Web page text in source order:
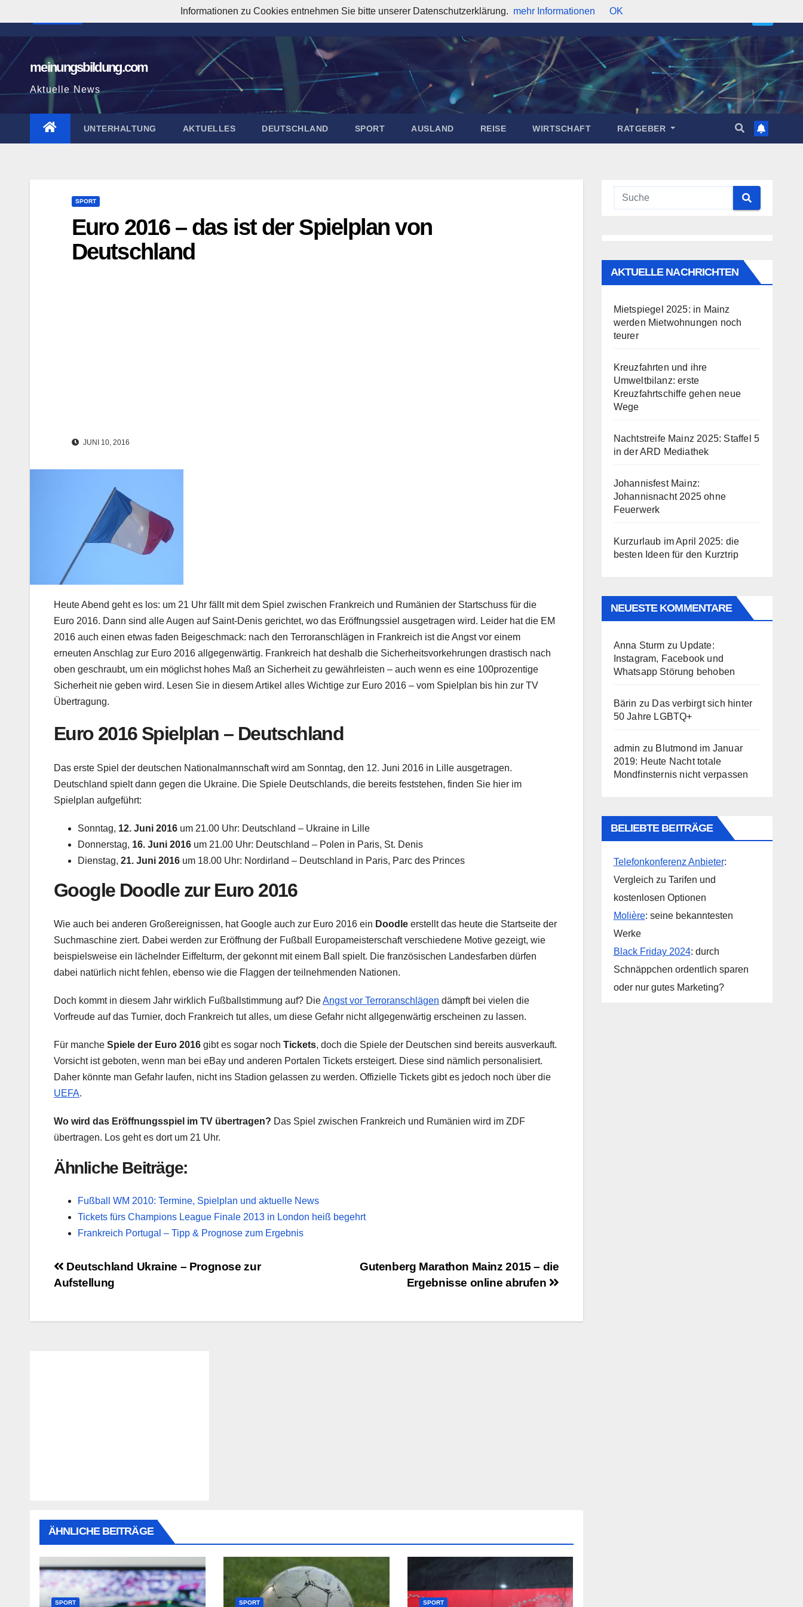
Inhalt
springen
meinungsbildung.com
Aktuelle News
UNTERHALTUNG AKTUELLES DEUTSCHLAND SPORT AUSLAND REISE WIRTSCHAFT RATGEBER
SPORT
Euro 2016 – das ist der Spielplan von
Deutschland
JUNI 10, 2016
Heute Abend geht es los: um 21 Uhr fällt mit dem Spiel zwischen Frankreich und Rumänien der Startschuss für die
Euro 2016. Dann sind alle Augen auf Saint-Denis gerichtet, wo das Eröffnungssiel ausgetragen wird. Leider hat die EM
2016 auch einen etwas faden Beigeschmack: nach den Terroranschlägen in Frankreich ist die Angst vor einem
erneuten Anschlag zur Euro 2016 allgegenwärtig. Frankreich hat deshalb die Sicherheitsvorkehrungen drastisch nach
oben geschraubt, um ein möglichst hohes Maß an Sicherheit zu gewährleisten – auch wenn es eine 100prozentige
Sicherheit nie geben wird. Lesen Sie in diesem Artikel alles Wichtige zur Euro 2016 – vom Spielplan bis hin zur TV
Übertragung.
Euro 2016 Spielplan – Deutschland
Das erste Spiel der deutschen Nationalmannschaft wird am Sonntag, den 12. Juni 2016 in Lille ausgetragen.
Deutschland spielt dann gegen die Ukraine. Die Spiele Deutschlands, die bereits feststehen, finden Sie hier im
Spielplan aufgeführt:
Sonntag, 12. Juni 2016 um 21.00 Uhr: Deutschland – Ukraine in Lille
Donnerstag, 16. Juni 2016 um 21.00 Uhr: Deutschland – Polen in Paris, St. Denis
Dienstag, 21. Juni 2016 um 18.00 Uhr: Nordirland – Deutschland in Paris, Parc des Princes
Google Doodle zur Euro 2016
Wie auch bei anderen Großereignissen, hat Google auch zur Euro 2016 ein Doodle erstellt das heute die Startseite der
Suchmaschine ziert. Dabei werden zur Eröffnung der Fußball Europameisterschaft verschiedene Motive gezeigt, wie
beispielsweise ein lächelnder Eiffelturm, der gekonnt mit einem Ball spielt. Die französischen Landesfarben dürfen
dabei natürlich nicht fehlen, ebenso wie die Flaggen der teilnehmenden Nationen.
Doch kommt in diesem Jahr wirklich Fußballstimmung auf? DieAngst vor Terroranschlägen dämpft bei vielen die
Vorfreude auf das Turnier, doch Frankreich tut alles, um diese Gefahr nicht allgegenwärtig erscheinen zu lassen.
Für manche Spiele der Euro 2016 gibt es sogar noch Tickets, doch die Spiele der Deutschen sind bereits ausverkauft.
Vorsicht ist geboten, wenn man bei eBay und anderen Portalen Tickets ersteigert. Diese sind nämlich personalisiert.
Daher könnte man Gefahr laufen, nicht ins Stadion gelassen zu werden. Offizielle Tickets gibt es jedoch noch über die
UEFA.
Wo wird das Eröffnungsspiel im TV übertragen? Das Spiel zwischen Frankreich und Rumänien wird im ZDF
übertragen. Los geht es dort um 21 Uhr.
Ähnliche Beiträge:
Fußball WM 2010: Termine, Spielplan und aktuelle News
Tickets fürs Champions League Finale 2013 in London heiß begehrt
Frankreich Portugal – Tipp & Prognose zum Ergebnis
Beitragsnavigation
Gutenberg Marathon Mainz 2015 – die
Ergebnisse online abrufen
Deutschland Ukraine – Prognose zur
Aufstellung
ÄHNLICHE BEITRÄGE
SPORT SPORT SPORT
AKTUELLE NACHRICHTEN
Mietspiegel 2025: in Mainz
werden Mietwohnungen noch
teurer
Kreuzfahrten und ihre
Umweltbilanz: erste
Kreuzfahrtschiffe gehen neue
Wege
Nachtstreife Mainz 2025: Staffel 5
in der ARD Mediathek
Johannisfest Mainz:
Johannisnacht 2025 ohne
Feuerwerk
Kurzurlaub im April 2025: die
besten Ideen für den Kurztrip
NEUESTE KOMMENTARE
Anna Sturm zu Update:
Instagram, Facebook und
Whatsapp Störung behoben
Bärin zu Das verbirgt sich hinter
50 Jahre LGBTQ+
admin zu Blutmond im Januar
2019: Heute Nacht totale
Mondfinsternis nicht verpassen
BELIEBTE BEITRÄGE
Telefonkonferenz Anbieter:
Vergleich zu Tarifen und
kostenlosen Optionen
Molière: seine bekanntesten
Werke
Black Friday 2024: durch
Schnäppchen ordentlich sparen
oder nur gutes Marketing?
Informationen zu Cookies entnehmen Sie bitte unserer Datenschutzerklärung. mehr Informationen OK